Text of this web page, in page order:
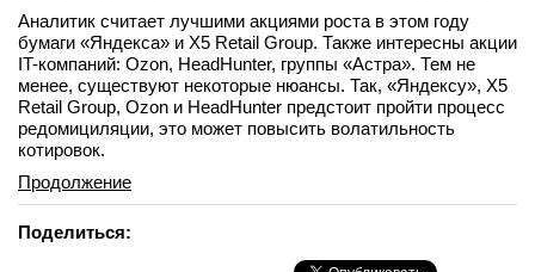
Аналитик считает лучшими акциями роста в этом году
бумаги «Яндекса» и X5 Retail Group. Также интересны акции
IT-компаний: Ozon, HeadHunter, группы «Астра». Тем не
менее, существуют некоторые нюансы. Так, «Яндексу», X5
Retail Group, Ozon и HeadHunter предстоит пройти процесс
редомициляции, это может повысить волатильность
котировок.
Продолжение
Поделиться: